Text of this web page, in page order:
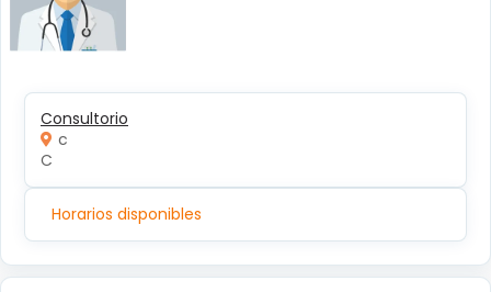
Consultorio
c
C
Horarios disponibles